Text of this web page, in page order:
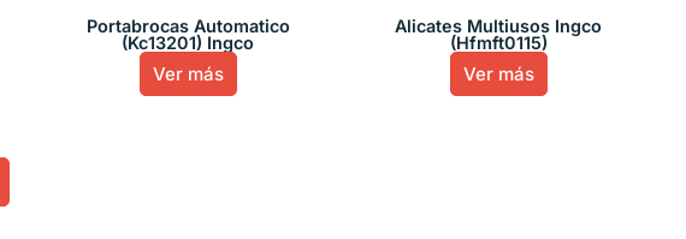
Portabrocas Automatico
(Kc13201) Ingco
Ver más
Alicates Multiusos Ingco
(Hfmft0115)
Ver más